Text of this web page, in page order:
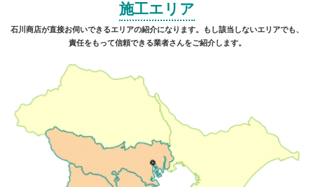
施工エリア
石川商店が直接お伺いできるエリアの紹介になります。もし該当しないエリアでも、
責任をもって信頼できる業者さんをご紹介します。